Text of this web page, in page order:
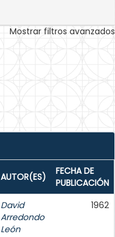
Mostrar filtros avanzados
AUTOR(ES)
FECHA DE
PUBLICACIÓN
David
Arredondo
León
1962